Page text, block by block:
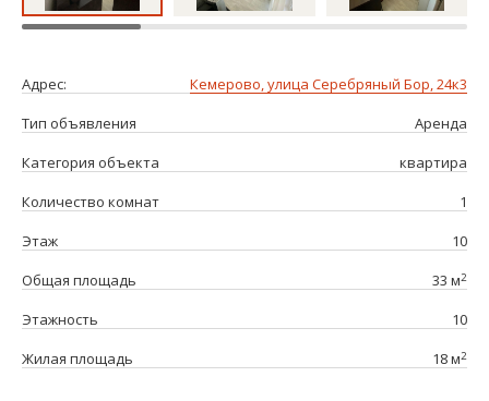
Адрес:
Кемерово, улица Серебряный Бор, 24к3
Тип объявления
Аренда
Категория объекта
квартира
Количество комнат
1
Этаж
10
Общая площадь
33 м2
Этажность
10
Жилая площадь
18 м2